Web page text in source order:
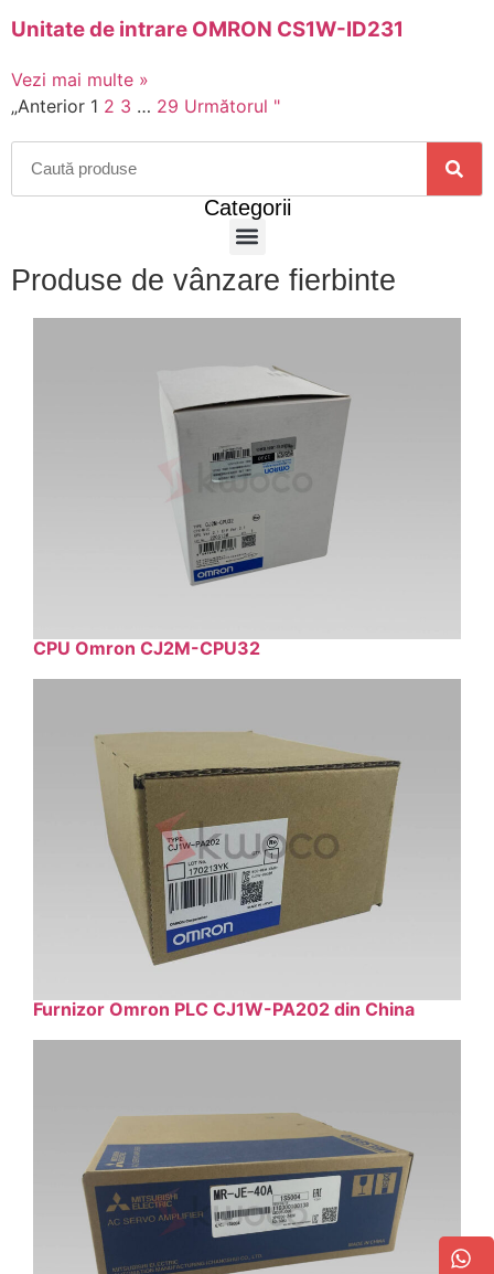
Categorii
Produse de vânzare fierbinte
CPU Omron CJ2M-CPU32
Furnizor Omron PLC CJ1W-PA202 din China
Unitate de intrare OMRON CS1W-ID231
Vezi mai multe »
„Anterior 1 2 3 … 29 Următorul "